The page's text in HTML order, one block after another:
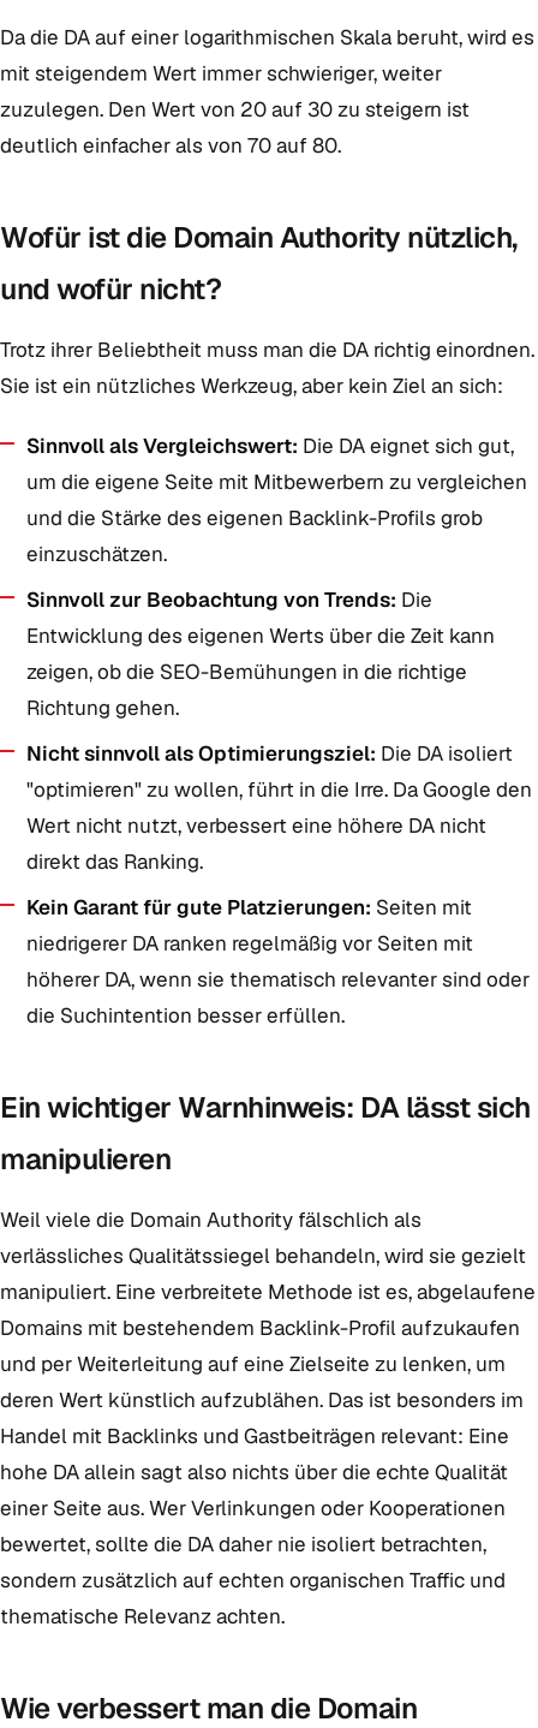
Da die DA auf einer logarithmischen Skala beruht, wird es
mit steigendem Wert immer schwieriger, weiter
zuzulegen. Den Wert von 20 auf 30 zu steigern ist
deutlich einfacher als von 70 auf 80.
Wofür ist die Domain Authority nützlich,
und wofür nicht?
Trotz ihrer Beliebtheit muss man die DA richtig einordnen.
Sie ist ein nützliches Werkzeug, aber kein Ziel an sich:
Sinnvoll als Vergleichswert: Die DA eignet sich gut,
um die eigene Seite mit Mitbewerbern zu vergleichen
und die Stärke des eigenen Backlink-Profils grob
einzuschätzen.
Sinnvoll zur Beobachtung von Trends: Die
Entwicklung des eigenen Werts über die Zeit kann
zeigen, ob die SEO-Bemühungen in die richtige
Richtung gehen.
Nicht sinnvoll als Optimierungsziel: Die DA isoliert
"optimieren" zu wollen, führt in die Irre. Da Google den
Wert nicht nutzt, verbessert eine höhere DA nicht
direkt das Ranking.
Kein Garant für gute Platzierungen: Seiten mit
niedrigerer DA ranken regelmäßig vor Seiten mit
höherer DA, wenn sie thematisch relevanter sind oder
die Suchintention besser erfüllen.
Ein wichtiger Warnhinweis: DA lässt sich
manipulieren
Weil viele die Domain Authority fälschlich als
verlässliches Qualitätssiegel behandeln, wird sie gezielt
manipuliert. Eine verbreitete Methode ist es, abgelaufene
Domains mit bestehendem Backlink-Profil aufzukaufen
und per Weiterleitung auf eine Zielseite zu lenken, um
deren Wert künstlich aufzublähen. Das ist besonders im
Handel mit Backlinks und Gastbeiträgen relevant: Eine
hohe DA allein sagt also nichts über die echte Qualität
einer Seite aus. Wer Verlinkungen oder Kooperationen
bewertet, sollte die DA daher nie isoliert betrachten,
sondern zusätzlich auf echten organischen Traffic und
thematische Relevanz achten.
Wie verbessert man die Domain